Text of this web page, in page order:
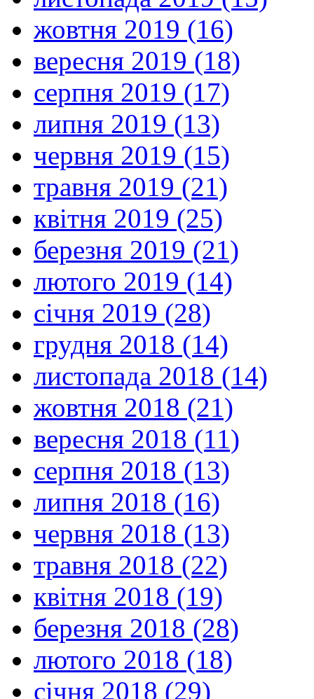
жовтня 2019 (16)
вересня 2019 (18)
серпня 2019 (17)
липня 2019 (13)
червня 2019 (15)
травня 2019 (21)
квітня 2019 (25)
березня 2019 (21)
лютого 2019 (14)
січня 2019 (28)
грудня 2018 (14)
листопада 2018 (14)
жовтня 2018 (21)
вересня 2018 (11)
серпня 2018 (13)
липня 2018 (16)
червня 2018 (13)
травня 2018 (22)
квітня 2018 (19)
березня 2018 (28)
лютого 2018 (18)
січня 2018 (29)